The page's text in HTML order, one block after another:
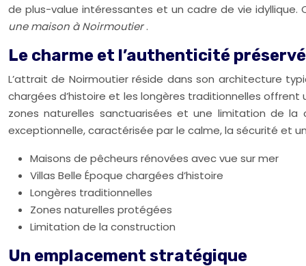
de plus-value intéressantes et un cadre de vie
une maison à Noirmoutier.
Le charme et l’authenticité
L’attrait de Noirmoutier réside dans son architecture
chargées d’histoire et les longères traditionnelles offrent
zones naturelles sanctuarisées et une limitation de
exceptionnelle, caractérisée par le calme, la sécurité et
Maisons de pêcheurs rénovées avec vue sur mer
Villas Belle Époque chargées d’histoire
Longères traditionnelles
Zones naturelles protégées
Limitation de la construction
Un emplacement stratégique